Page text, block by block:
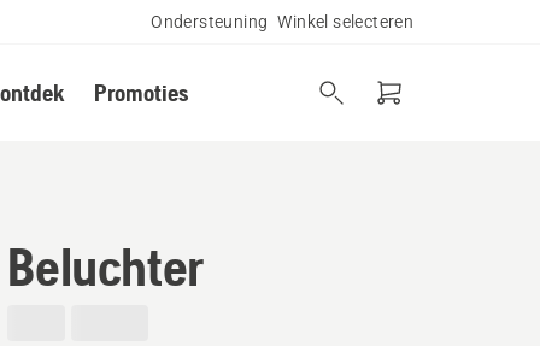
Ondersteuning Winkel selecteren
Promoties
Beluchter